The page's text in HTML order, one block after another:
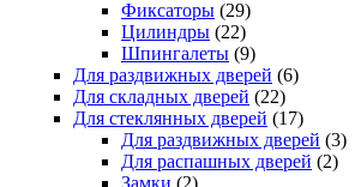
Фиксаторы (29)
Цилиндры (22)
Шпингалеты (9)
Для раздвижных дверей (6)
Для складных дверей (22)
Для стеклянных дверей (17)
Для раздвижных дверей (3)
Для распашных дверей (2)
Замки (2)